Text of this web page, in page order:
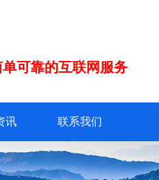
可靠的互联网服务
讯 联系我们